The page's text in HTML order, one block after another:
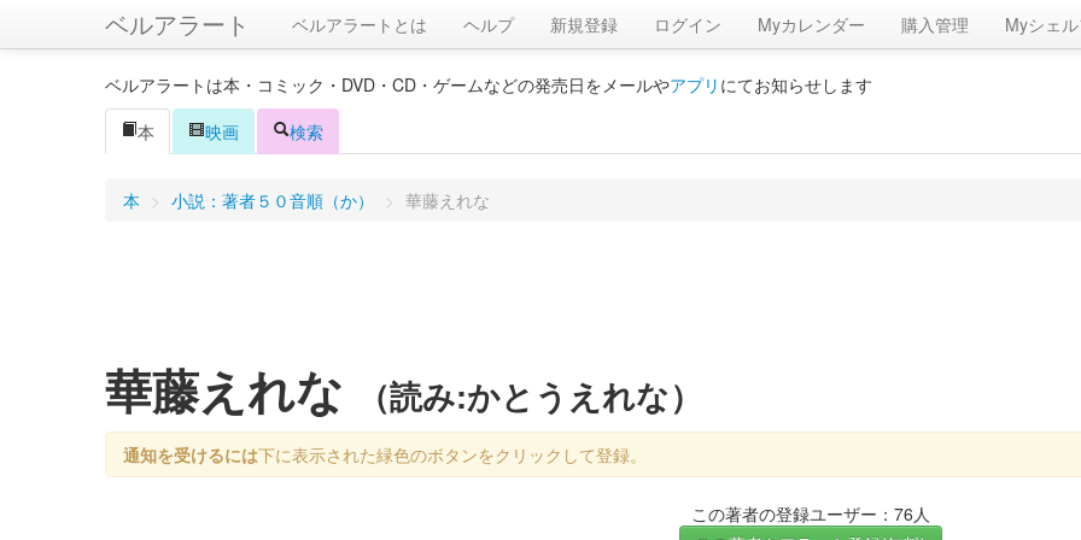
ベルアラート ベルアラートとは ヘルプ 新規登録 ログイン Myカレンダー 購入管理 Myシェル
ベルアラートは本・コミック・DVD・CD・ゲームなどの発売日をメールやアプリ にてお知らせします
本
映画 検索
本 > 小説：著者５０音順（か） > 華藤えれな
華藤えれな （読み:かとうえれな）
通知を受けるには下に表示された緑色のボタンをクリックして登録。
この著者の登録ユーザー：76人